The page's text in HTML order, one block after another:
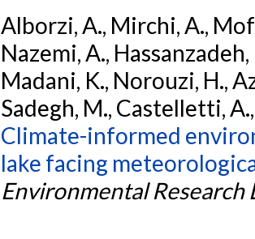
Alborzi, A., Mirchi, A.,
Nazemi, A.,
Madani, K., Norouzi, H.,
Sadegh, M., Castelletti,
Climate-informed
lake facing
Environmental Research